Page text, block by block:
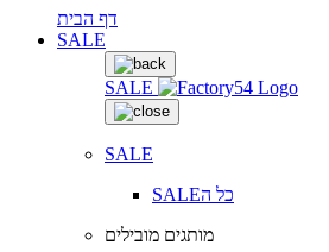
דף הבית
SALE
SALE
SALE
SALEכל ה
מותגים מובילים